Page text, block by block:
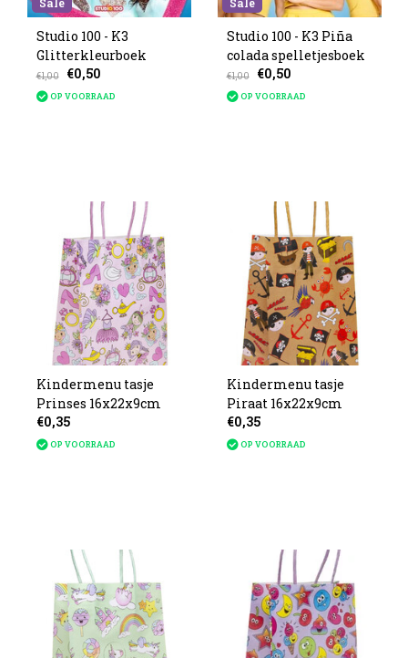
Studio 100 - K3
Glitterkleurboek
€1,00 €0,50
OP VOORRAAD
Studio 100 - K3 Piña
colada spelletjesboek
€1,00 €0,50
OP VOORRAAD
Kindermenu tasje
Prinses 16x22x9cm
€0,35
OP VOORRAAD
Kindermenu tasje
Piraat 16x22x9cm
€0,35
OP VOORRAAD